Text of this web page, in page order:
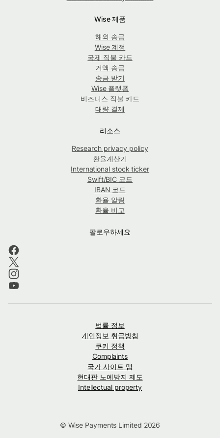
Wise 제품
해외 송금
Wise 계정
국제 직불 카드
거액 송금
송금 받기
Wise 플랫폼
비즈니스 직불 카드
대량 결제
리소스
Research privacy policy
환율계산기
International stock ticker
Swift/BIC 코드
IBAN 코드
환율 알림
환율 비교
팔로우하세요
법률 정보
개인정보 취급방침
쿠키 정책
Complaints
국가 사이트 맵
현대판 노예방지 제도
Intellectual property
© Wise Payments Limited 2026